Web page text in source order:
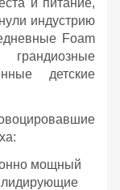
и питание,
индустрию
Foam
детские
мощный
лидирующие